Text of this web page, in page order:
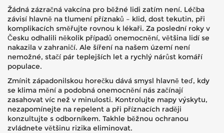
Žádná zázračná vakcína pro běžné lidi zatím není. Léčba
závisí hlavně na tlumení příznaků – klid, dost tekutin, při
komplikacích směřujte rovnou k lékaři. Za poslední roky v
Česku odhalili několik případů onemocnění, většina lidí se
nakazila v zahraničí. Ale šíření na našem území není
nemožné, stačí pár teplejších let a rychlý nárůst komáří
populace.
Zmínit západonilskou horečku dává smysl hlavně teď, kdy
se klima mění a podobná onemocnění nás začínají
zasahovat víc než v minulosti. Kontrolujte mapy výskytu,
nezapomínejte na repelent a při příznacích raději
konzultujte s odborníkem. Takhle běžnou ochranou
zvládnete většinu rizika eliminovat.